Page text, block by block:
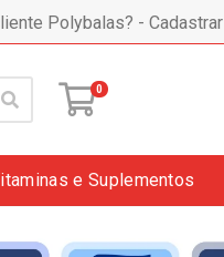
Polybalas? - Cadastrar
0
e Suplementos